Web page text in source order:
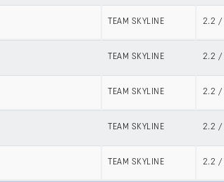
TEAM SKYLINE 2.2 /
TEAM SKYLINE 2.2 /
TEAM SKYLINE 2.2 /
TEAM SKYLINE 2.2 /
TEAM SKYLINE 2.2 /